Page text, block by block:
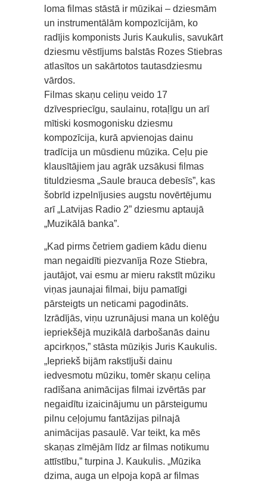
loma filmas stāstā ir mūzikai – dziesmām
un instrumentālām kompozīcijām, ko
radījis komponists Juris Kaukulis, savukārt
dziesmu vēstījums balstās Rozes Stiebras
atlasītos un sakārtotos tautasdziesmu
vārdos.
Filmas skaņu celiņu veido 17
dzīvespriecīgu, saulainu, rotaļīgu un arī
mītiski kosmogonisku dziesmu
kompozīcija, kurā apvienojas dainu
tradīcija un mūsdienu mūzika. Ceļu pie
klausītājiem jau agrāk uzsākusi filmas
tituldziesma „Saule brauca debesīs”, kas
šobrīd izpelnījusies augstu novērtējumu
arī „Latvijas Radio 2” dziesmu aptaujā
„Muzikālā banka”.
„Kad pirms četriem gadiem kādu dienu
man negaidīti piezvanīja Roze Stiebra,
jautājot, vai esmu ar mieru rakstīt mūziku
viņas jaunajai filmai, biju pamatīgi
pārsteigts un neticami pagodināts.
Izrādījās, viņu uzrunājusi mana un kolēģu
iepriekšējā muzikālā darbošanās dainu
apcirkņos,” stāsta mūziķis Juris Kaukulis.
„Iepriekš bijām rakstījuši dainu
iedvesmotu mūziku, tomēr skaņu celiņa
radīšana animācijas filmai izvērtās par
negaidītu izaicinājumu un pārsteigumu
pilnu ceļojumu fantāzijas pilnajā
animācijas pasaulē. Var teikt, ka mēs
skaņas zīmējām līdz ar filmas notikumu
attīstību,” turpina J. Kaukulis. „Mūzika
dzima, auga un elpoja kopā ar filmas